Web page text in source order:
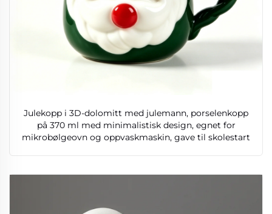
Julekopp i 3D-dolomitt med julemann, porselenkopp
på 370 ml med minimalistisk design, egnet for
mikrobølgeovn og oppvaskmaskin, gave til skolestart